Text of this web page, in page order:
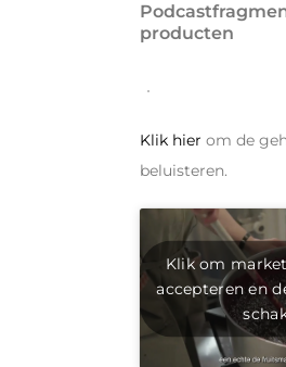
producten
Klik hier om de
beluisteren.
Klik om
accepteren en